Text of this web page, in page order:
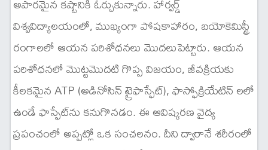
విశ్వవిద్యాలయంలో, ముఖ్యంగా పోషకాహారం, బయోకెమిస్ట్రీ
రంగాలలో ఆయన పరిశోధనలు మొదలుపెట్టారు. ఆయన
పరిశోధనలో మొట్టమొదటి గొప్ప విజయం, జీవక్రియకు
కీలకమైన ATP (అడినోసిన్ ట్రైఫాస్ఫేట్), ఫాస్ఫోక్రియేటిన్ లలో
ఉండే ఫాస్ఫేట్‌ను కనుగొనడం. ఈ ఆవిష్కరణ వైద్య
ప్రపంచంలో అప్పట్లో ఒక సంచలనం. దీని ద్వారానే శరీరంలో